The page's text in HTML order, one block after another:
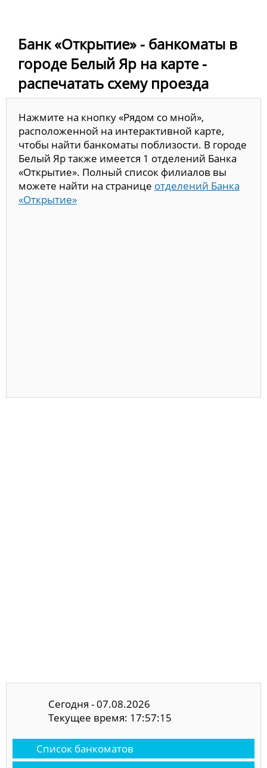
Банк «Открытие» - банкоматы в
городе Белый Яр на карте -
распечатать схему проезда
Нажмите на кнопку «Рядом со мной»,
расположенной на интерактивной карте,
чтобы найти банкоматы поблизости. В городе
Белый Яр также имеется 1 отделений Банка
«Открытие». Полный список филиалов вы
можете найти на странице отделений Банка
«Открытие»
Сегодня - 07.08.2026
Текущее время: 17:57:16
Список банкоматов